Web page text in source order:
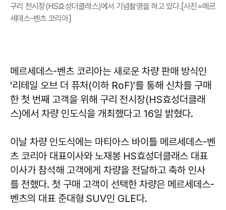
구리 전시장(HS효성더클래스)에서 기념촬영을 하고 있다.[사진=메르
세데스-벤츠 코리아]
메르세데스-벤츠 코리아는 새로운 차량 판매 방식인
'리테일 오브 더 퓨처(이하 RoF)'를 통해 신차를 구매
한 첫 번째 고객을 위해 구리 전시장(HS효성더클래
스)에서 차량 인도식을 개최했다고 16일 밝혔다.
이날 차량 인도식에는 마티아스 바이틀 메르세데스-벤
츠 코리아 대표이사와 노재봉 HS효성더클래스 대표
이사가 참석해 고객에게 차량을 전달하고 축하 인사
를 전했다. 첫 구매 고객이 선택한 차량은 메르세데스-
벤츠의 대표 준대형 SUV인 GLE다.